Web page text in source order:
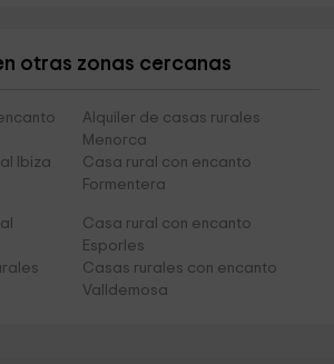
otras zonas cercanas
Alquiler de casas rurales
Menorca
Ibiza
Casa rural con encanto
Formentera
Casa rural con encanto
Esporles
Casas rurales con encanto
Valldemosa